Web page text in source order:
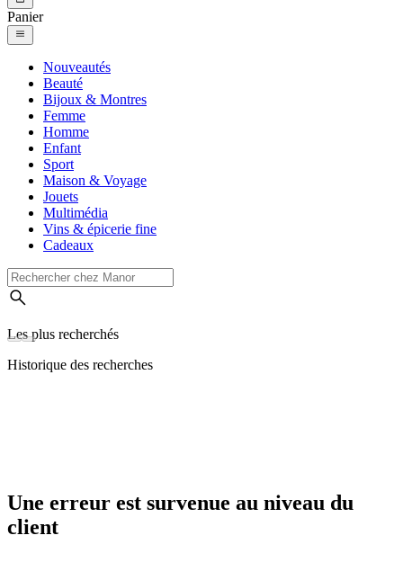
Panier
Nouveautés
Beauté
Bijoux & Montres
Femme
Homme
Enfant
Sport
Maison & Voyage
Jouets
Multimédia
Vins & épicerie fine
Cadeaux
Les plus recherchés
Historique des recherches
Une erreur est survenue au niveau du
client